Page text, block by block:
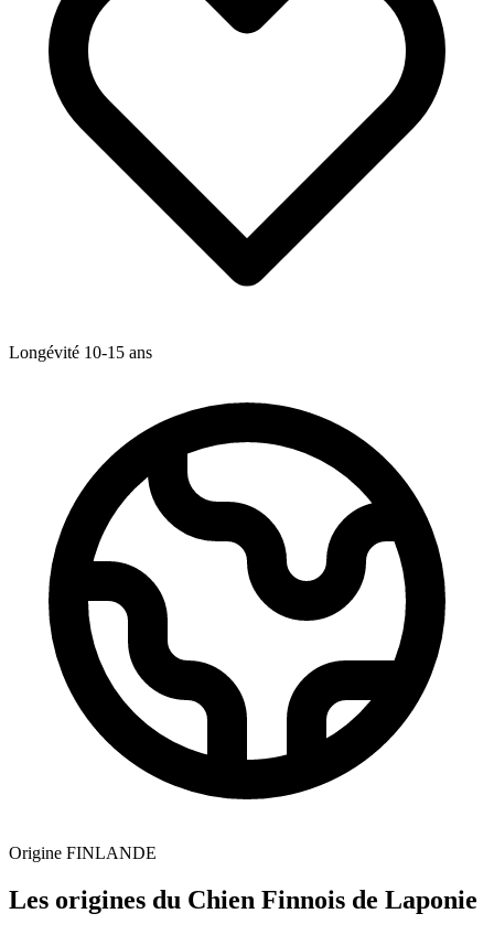
Longévité 10-15 ans
Origine FINLANDE
Les origines du Chien Finnois de Laponie